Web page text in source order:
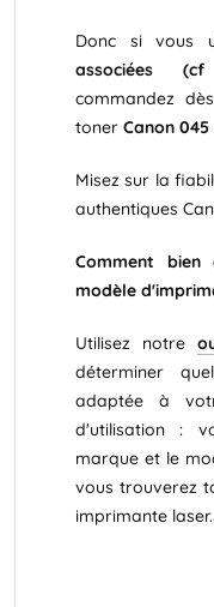
Donc si vous
associées
commandez
toner Canon 045
Misez sur la
authentiques
Comment
modèle
Utilisez notre
déterminer
adaptée à
d'utilisation :
marque et le
vous trouverez
imprimante laser.